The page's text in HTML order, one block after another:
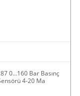
0…160 Bar Basınç
4-20 Ma